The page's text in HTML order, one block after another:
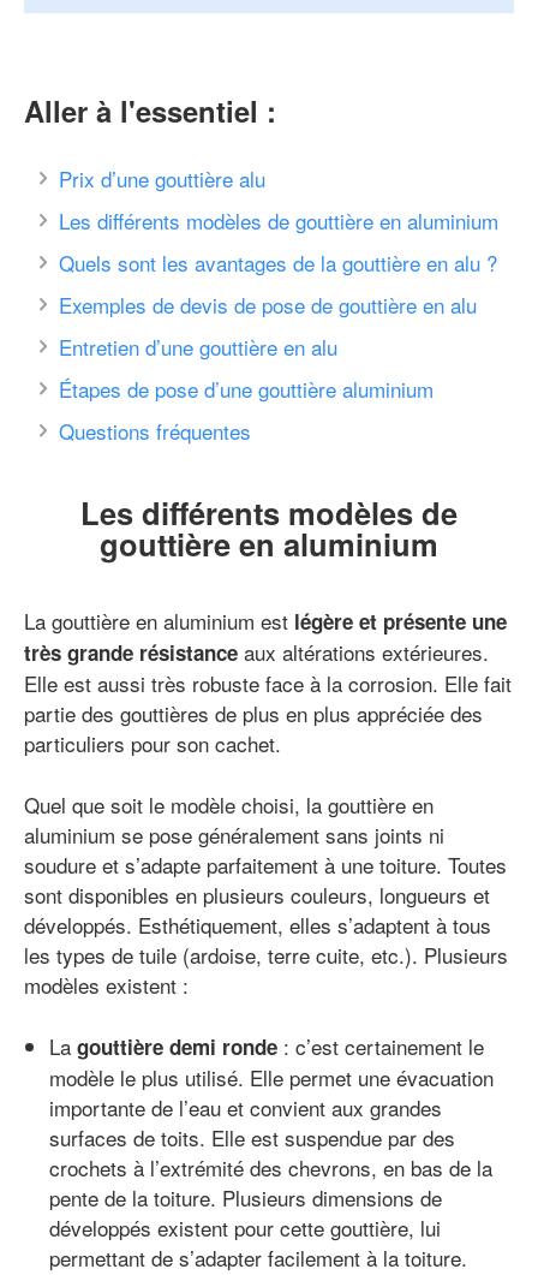
Aller à l'essentiel :
Prix d’une gouttière alu
Les différents modèles de gouttière en aluminium
Quels sont les avantages de la gouttière en alu ?
Exemples de devis de pose de gouttière en alu
Entretien d’une gouttière en alu
Étapes de pose d’une gouttière aluminium
Questions fréquentes
Les différents modèles de
gouttière en aluminium
La gouttière en aluminium est légère et présente une
très grande résistance aux altérations extérieures.
Elle est aussi très robuste face à la corrosion. Elle fait
partie des gouttières de plus en plus appréciée des
particuliers pour son cachet.
Quel que soit le modèle choisi, la gouttière en
aluminium se pose généralement sans joints ni
soudure et s’adapte parfaitement à une toiture. Toutes
sont disponibles en plusieurs couleurs, longueurs et
développés. Esthétiquement, elles s’adaptent à tous
les types de tuile (ardoise, terre cuite, etc.). Plusieurs
modèles existent :
La gouttière demi ronde : c’est certainement le
modèle le plus utilisé. Elle permet une évacuation
importante de l’eau et convient aux grandes
surfaces de toits. Elle est suspendue par des
crochets à l’extrémité des chevrons, en bas de la
pente de la toiture. Plusieurs dimensions de
développés existent pour cette gouttière, lui
permettant de s’adapter facilement à la toiture.